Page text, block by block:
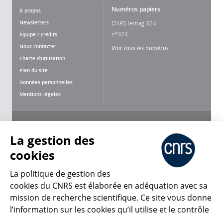
À propos
Newsletters
Équipe / crédits
Nous contacter
Charte d'utilisation
Plan du site
Données personnelles
Mentions légales
Numéros papiers
CNRS lemag 324
n°324
Voir tous les numéros
CNRS Le Mag
La gestion des
cookies
La politique de gestion des
cookies du CNRS est élaborée en adéquation avec sa
mission de recherche scientifique. Ce site vous donne
l’information sur les cookies qu’il utilise et le contrôle